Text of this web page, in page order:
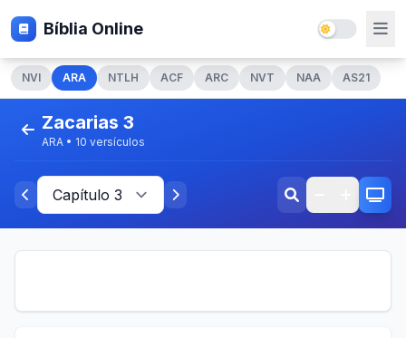
Bíblia Online
NVI ARA NTLH ACF ARC NVT NAA AS21
Zacarias 3
ARA • 10 versículos